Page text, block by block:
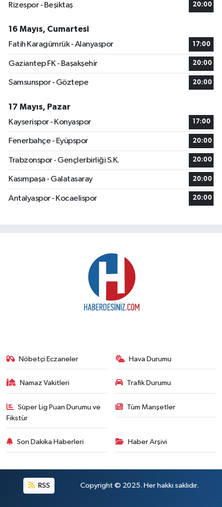
Rizespor - Beşiktaş
20:00
16 Mayıs, Cumartesi
Fatih Karagümrük - Alanyaspor
17:00
Gaziantep FK - Başakşehir 20:00
Samsunspor - Göztepe 20:00
17 Mayıs, Pazar
Kayserispor - Konyaspor
17:00
Fenerbahçe - Eyüpspor 20:00
Trabzonspor - Gençlerbirliği S.K. 20:00
Kasımpaşa - Galatasaray 20:00
Antalyaspor - Kocaelispor 20:00
Nöbetçi Eczaneler Hava Durumu
Namaz Vakitleri Trafik Durumu
Süper Lig Puan Durumu ve
Fikstür
Tüm Manşetler
Son Dakika Haberleri Haber Arşivi
RSS Copyright © 2025. Her hakkı saklıdır.